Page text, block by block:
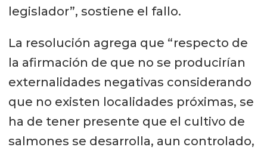
legislador”, sostiene el fallo.
La resolución agrega que “respecto de
la afirmación de que no se producirían
externalidades negativas considerando
que no existen localidades próximas, se
ha de tener presente que el cultivo de
salmones se desarrolla, aun controlado,